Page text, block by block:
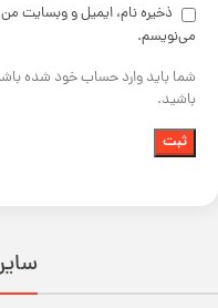
ذخیره نام، ایمیل و وبسایت من
می‌نویسم.
شما باید وارد حساب خود شده
باشید.